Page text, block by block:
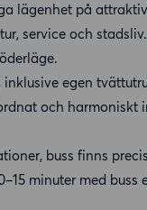
lägenhet på
service och stadsliv.
egen
och harmoniskt
buss finns
minuter med buss